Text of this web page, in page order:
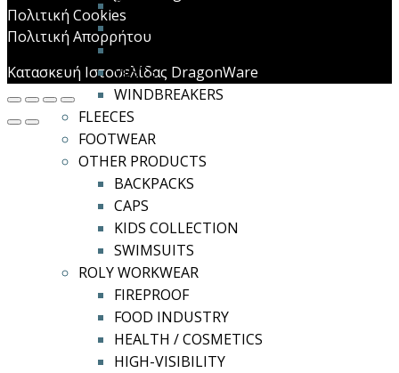
COATS
RAINCOATS
SOFTSHELL
VESTS
WINDBREAKERS
FLEECES
FOOTWEAR
OTHER PRODUCTS
BACKPACKS
CAPS
KIDS COLLECTION
SWIMSUITS
ROLY WORKWEAR
FIREPROOF
FOOD INDUSTRY
HEALTH / COSMETICS
HIGH-VISIBILITY
Πολιτική Cookies
Πολιτική Απορρήτου
Κατασκευή Ιστοσελίδας DragonWare